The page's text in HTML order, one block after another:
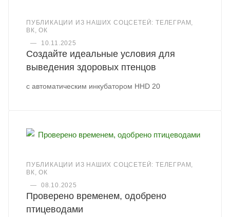
ПУБЛИКАЦИИ ИЗ НАШИХ СОЦСЕТЕЙ: ТЕЛЕГРАМ,
ВК, ОК
—
10.11.2025
Создайте идеальные условия для
выведения здоровых птенцов
с автоматическим инкубатором HHD 20
ПУБЛИКАЦИИ ИЗ НАШИХ СОЦСЕТЕЙ: ТЕЛЕГРАМ,
ВК, ОК
—
08.10.2025
Проверено временем, одобрено
птицеводами